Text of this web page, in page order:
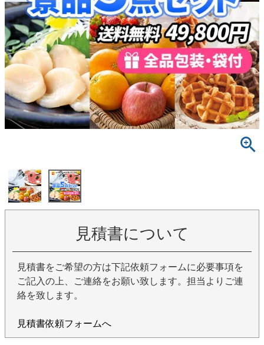
見積書について
見積書をご希望の方は下記依頼フォームに必要事項を
ご記入の上、ご連絡をお願い致します。担当よりご連
絡を致します。
見積書依頼フォームへ